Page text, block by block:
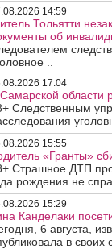
14:59
Тольятти
об
..
17:04
области
Следственным
15:55
«Гранты»
Страшное ДТП
рождения не
15:29
Канделаки
6 августа,
в своих